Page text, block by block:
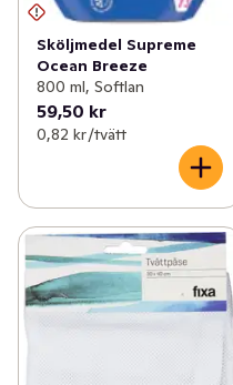
Sköljmedel Supreme
Ocean Breeze
800 ml, Softlan
59,50 kr
0,82 kr /tvätt